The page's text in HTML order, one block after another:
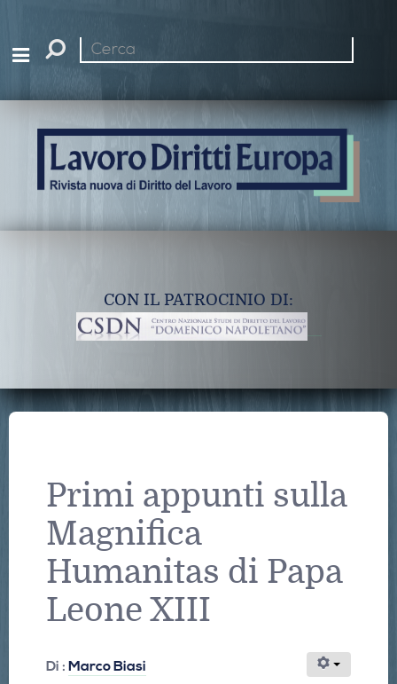
Cerca
CON IL PATROCINIO DI:
Primi appunti sulla
Magnifica
Humanitas di Papa
Leone XIII
Di : Marco Biasi